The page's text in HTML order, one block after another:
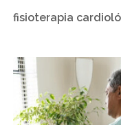
fisioterapia